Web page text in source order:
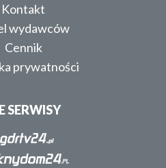
Kontakt
wydawców
Cennik
prywatności
SERWISY